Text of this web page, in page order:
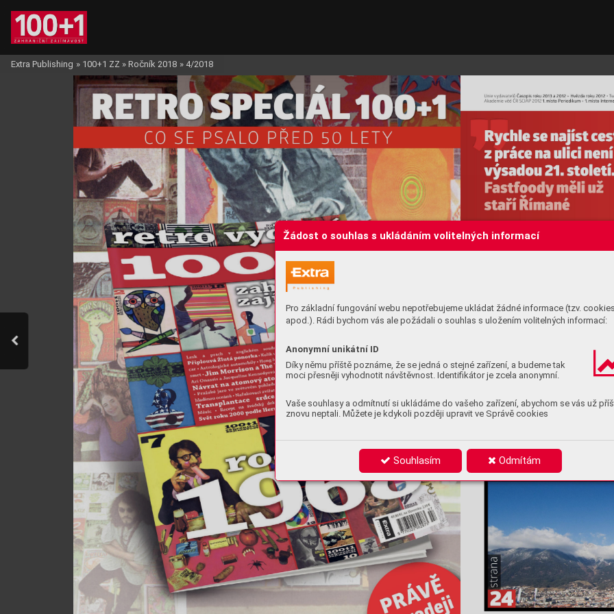
Žádost o souhlas s ukládáním volitelných informací
Pro základní fungování webu nepotřebujeme ukládat žádné informace (tzv.
apod.). Rádi bychom vás ale požádali o souhlas s uložením volitelných informací:
Anonymní unikátní ID
Díky němu příště poznáme, že se jedná o stejné zařízení, a budeme tak
moci přesněji vyhodnotit návštěvnost. Identifikátor je zcela anonymní.
Vaše souhlasy a odmítnutí si ukládáme do vašeho zařízení, abychom se vás už
znovu neptali. Můžete je kdykoli později upravit ve Správě cookies
Souhlasím Odmítám
Extra Publishing » 100+1 ZZ » Ročník 2018 » 4/2018